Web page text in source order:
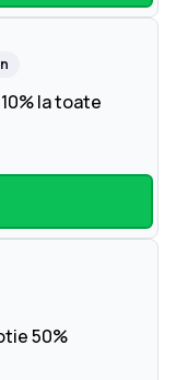
la toate
50%